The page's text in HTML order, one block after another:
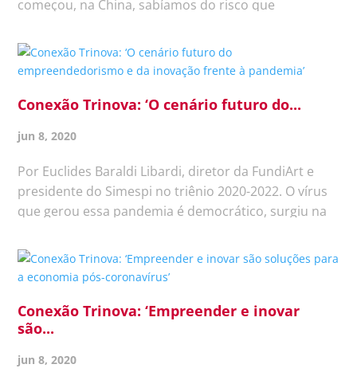
começou, na China, sabíamos do risco que
faltado preparação, consciência e hoje o que vemos
é uma correria desenfreada,...
Conexão Trinova: ‘O cenário futuro do...
jun 8, 2020
Por Euclides Baraldi Libardi, diretor da FundiArt e
presidente do Simespi no triênio 2020-2022. O vírus
que gerou essa pandemia é democrático, surgiu na
planeta. Sua triste particularidade é a preferência
por idosos e...
Conexão Trinova: ‘Empreender e inovar
são...
jun 8, 2020